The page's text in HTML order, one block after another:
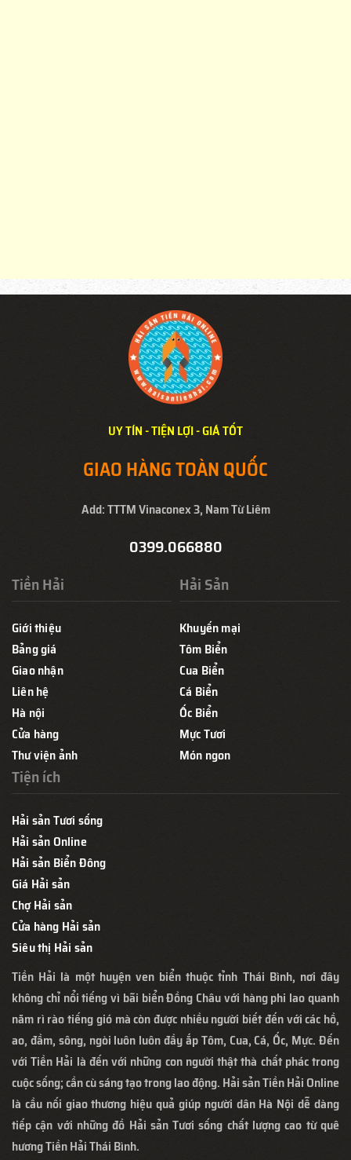
UY TÍN - TIỆN LỢI - GIÁ TỐT
GIAO HÀNG TOÀN QUỐC
Add: TTTM Vinaconex 3, Nam Từ Liêm
0399.066880
Tiền Hải
Giới thiệu
Bảng giá
Giao nhận
Liên hệ
Hà nội
Cửa hàng
Thư viện ảnh
Hải Sản
Khuyến mại
Tôm Biển
Cua Biển
Cá Biển
Ốc Biển
Mực Tươi
Món ngon
Tiện ích
Hải sản Tươi sống
Hải sản Online
Hải sản Biển Đông
Giá Hải sản
Chợ Hải sản
Cửa hàng Hải sản
Siêu thị Hải sản
Tiền Hải là một huyện ven biển thuộc tỉnh Thái Bình, nơi đây
không chỉ nổi tiếng vì bãi biển Đồng Châu với hàng phi lao quanh
năm rì rào tiếng gió mà còn được nhiều người biết đến với các hồ,
ao, đầm, sông, ngòi luôn luôn đầy ắp Tôm, Cua, Cá, Ốc, Mực. Đến
với Tiền Hải là đến với những con người thật thà chất phác trong
cuộc sống; cần cù sáng tạo trong lao động. Hải sản Tiền Hải Online
là cầu nối giao thương hiệu quả giúp người dân Hà Nội dễ dàng
tiếp cận với những đồ Hải sản Tươi sống chất lượng cao từ quê
hương Tiền Hải Thái Bình.